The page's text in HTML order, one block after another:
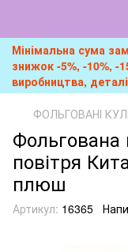
Мінімальна сума
знижок -5%, -10%, -
виробництва,
ФОЛЬГОВАНІ
Фольгована
повітря
плюш
Артикул: 16365